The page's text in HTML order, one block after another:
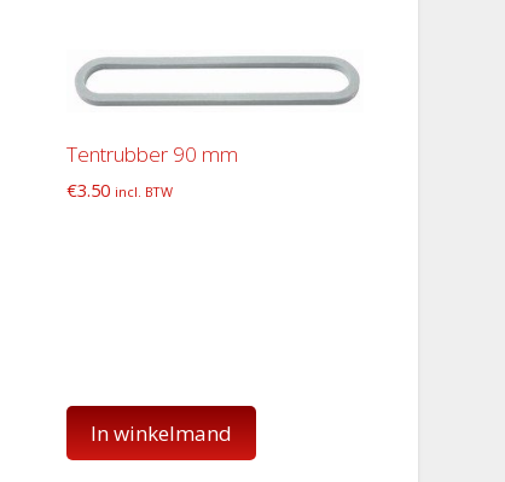
Tentrubber 90 mm
€3.50 incl. BTW
In winkelmand